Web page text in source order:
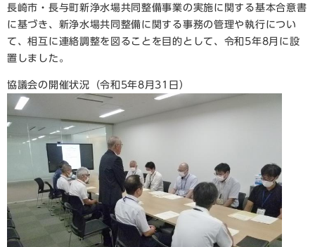
長崎市・長与町新浄水場共同整備事業の実施に関する基本合意書
に基づき、新浄水場共同整備に関する事務の管理や執行につい
て、相互に連絡調整を図ることを目的として、令和5年8月に設
置しました。
協議会の開催状況（令和5年8月31日）​